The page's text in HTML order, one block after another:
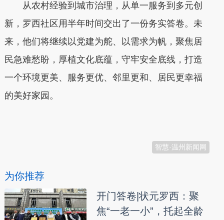
从农村经验到城市治理，从单一服务到多元创
新，罗西社区用半年时间交出了一份务实答卷。未
来，他们将继续以党建为舵、以需求为帆，聚焦居
民急难愁盼，厚植文化底蕴，守牢安全底线，打造
一个环境更美、服务更优、邻里更和、居民更幸福
的美好家园。
智慧·温州新闻网
为你推荐
开门答卷|状元罗西：聚
焦“一老一小”，托起全龄